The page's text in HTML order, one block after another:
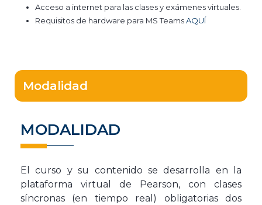
Acceso a internet para las clases y exámenes virtuales.
Requisitos de hardware para MS TeamsAQUÍ
Modalidad
MODALIDAD
El curso y su contenido se desarrolla en la
plataforma virtual de Pearson, con clases
síncronas (en tiempo real) obligatorias dos